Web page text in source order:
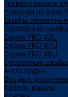
Универсальные
Решения на базе
Шкафы
Серверные шкафы
Серия PRO 42U
Серия PRO 47U
Серия PRO 48U
Серверные шкафы
Аксессуары
Вводы с
Кабель-каналы